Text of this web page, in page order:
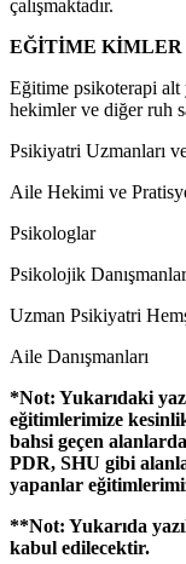
çalışmaktadır.
EĞİTİME
Eğitime psikoterapi alt
hekimler ve diğer ruh
Psikiyatri Uzmanları
Aile Hekimi ve
Psikologlar
Psikolojik Danışmanlar
Uzman Psikiyatri
Aile Danışmanları
*Not: Yukarıdaki
eğitimlerimize
bahsi geçen
PDR, SHU gibi
yapanlar
**Not: Yukarıda
kabul edilecektir.